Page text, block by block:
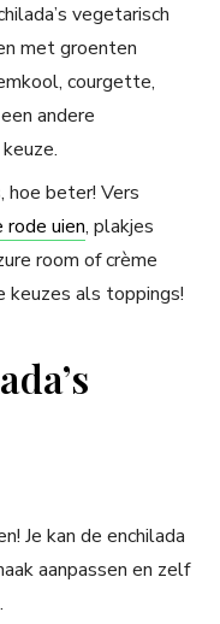
vegetarisch
met groenten
courgette,
andere
hoe beter! Vers
uien, plakjes
room of crème
keuzes als toppings!
Je kan de enchilada
aanpassen en zelf